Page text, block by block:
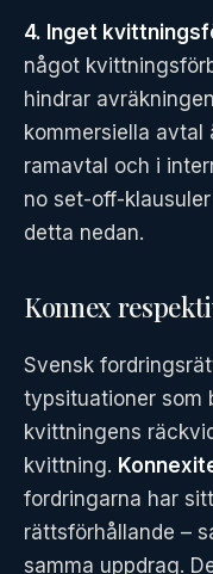
4. Inget
något
hindrar
kommersiella
ramavtal och i
no set-off-
detta nedan.
Konnex
Svensk
typsituationer som
kvittningens
kvittning.
fordringarna har
rättsförhållande –
samma uppdrag.